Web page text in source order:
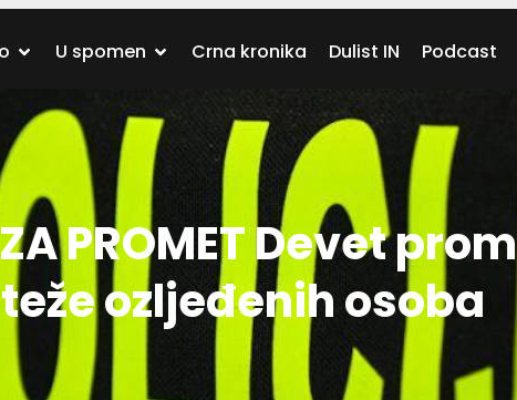
U spomen Crna kronika Dulist IN Podcast
ZA PROMET Devet
ozljeđenih osoba